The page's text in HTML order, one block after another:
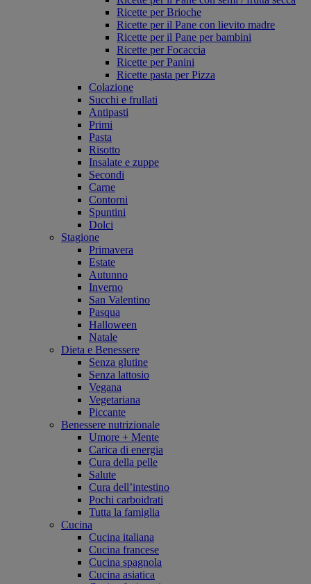
Ricette per Brioche
Ricette per il Pane con lievito madre
Ricette per il Pane per bambini
Ricette per Focaccia
Ricette per Panini
Ricette pasta per Pizza
Colazione
Succhi e frullati
Antipasti
Primi
Pasta
Risotto
Insalate e zuppe
Secondi
Carne
Contorni
Spuntini
Dolci
Stagione
Primavera
Estate
Autunno
Inverno
San Valentino
Pasqua
Halloween
Natale
Dieta e Benessere
Senza glutine
Senza lattosio
Vegana
Vegetariana
Piccante
Benessere nutrizionale
Umore + Mente
Carica di energia
Cura della pelle
Salute
Cura dell’intestino
Pochi carboidrati
Tutta la famiglia
Cucina
Cucina italiana
Cucina francese
Cucina spagnola
Cucina asiatica